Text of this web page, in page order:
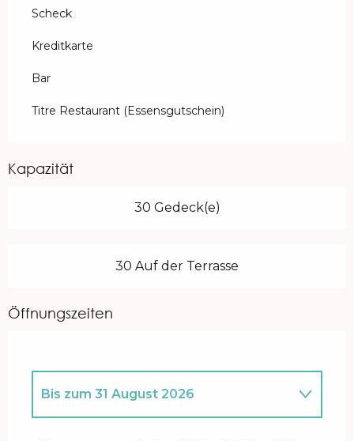
Scheck
Kreditkarte
Bar
Titre Restaurant (Essensgutschein)
Kapazität
30 Gedeck(e)
30 Auf der Terrasse
Öffnungszeiten
Bis zum 31 August 2026